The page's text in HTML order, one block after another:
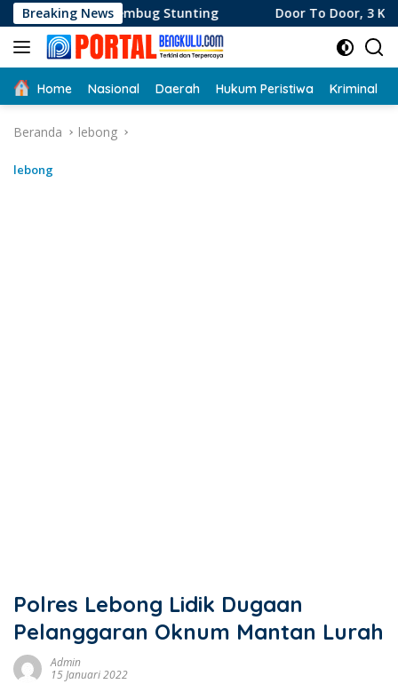
Langsung
ke
konten
Breaking News
Stunting Door To Door, 3 KPM Desa Mekar
Home Nasional Daerah Hukum Peristiwa Kriminal
Beranda lebong
lebong
Polres Lebong Lidik Dugaan
Pelanggaran Oknum Mantan Lurah
Admin
15 Januari 2022